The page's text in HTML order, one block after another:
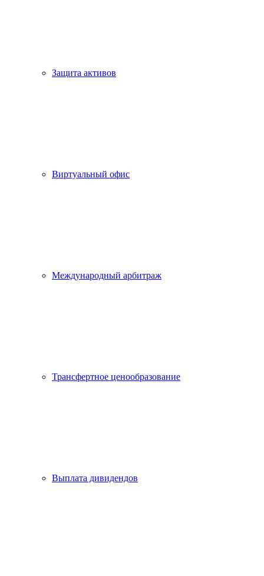
Защита активов
Виртуальный офис
Международный арбитраж
Трансфертное ценообразование
Выплата дивидендов